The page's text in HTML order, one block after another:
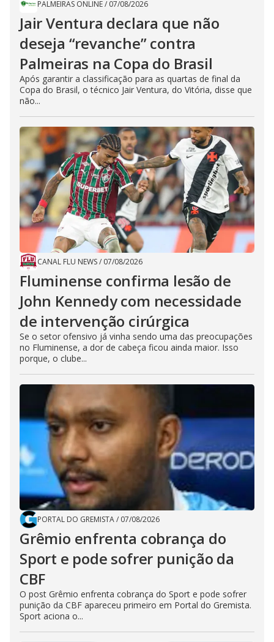
PALMEIRAS ONLINE/ 07/08/2026
Jair Ventura declara que não
deseja “revanche” contra
Palmeiras na Copa do Brasil
Após garantir a classificação para as quartas de final da
Copa do Brasil, o técnico Jair Ventura, do Vitória, disse que
não...
CANAL FLU NEWS/ 07/08/2026
Fluminense confirma lesão de
John Kennedy com necessidade
de intervenção cirúrgica
Se o setor ofensivo já vinha sendo uma das preocupações
no Fluminense, a dor de cabeça ficou ainda maior. Isso
porque, o clube...
PORTAL DO GREMISTA/ 07/08/2026
Grêmio enfrenta cobrança do
Sport e pode sofrer punição da
CBF
O post Grêmio enfrenta cobrança do Sport e pode sofrer
punição da CBF apareceu primeiro em Portal do Gremista.
Sport aciona o...